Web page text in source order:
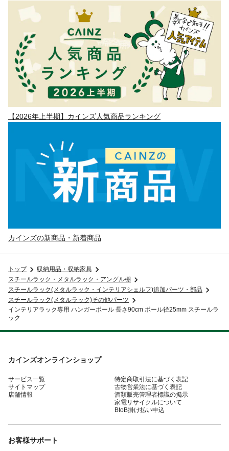
【2026年上半期】カインズ人気商品ランキング
カインズの新商品・新着商品
トップ
収納用品・収納家具
スチールラック・メタルラック・アングル棚
スチールラック(メタルラック・インテリアシェルフ)追加パーツ・部品
スチールラック(メタルラック)その他パーツ
インテリアラック専用 ハンガーポール 長さ90cm ポール径25mm スチールラ
ック
カインズオンラインショップ
サービス一覧
サイトマップ
店舗情報
特定商取引法に基づく表記
古物営業法に基づく表記
酒類販売管理者標識の掲示
家電リサイクルについて
BtoB掛け払い申込
お客様サポート